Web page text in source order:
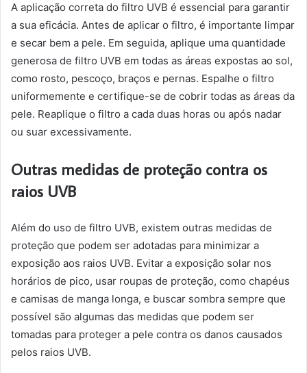
A aplicação correta do filtro UVB é essencial para garantir
a sua eficácia. Antes de aplicar o filtro, é importante limpar
e secar bem a pele. Em seguida, aplique uma quantidade
generosa de filtro UVB em todas as áreas expostas ao sol,
como rosto, pescoço, braços e pernas. Espalhe o filtro
uniformemente e certifique-se de cobrir todas as áreas da
pele. Reaplique o filtro a cada duas horas ou após nadar
ou suar excessivamente.
Outras medidas de proteção contra os
raios UVB
Além do uso de filtro UVB, existem outras medidas de
proteção que podem ser adotadas para minimizar a
exposição aos raios UVB. Evitar a exposição solar nos
horários de pico, usar roupas de proteção, como chapéus
e camisas de manga longa, e buscar sombra sempre que
possível são algumas das medidas que podem ser
tomadas para proteger a pele contra os danos causados
pelos raios UVB.